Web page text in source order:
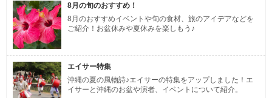
8月の旬のおすすめ！
8月のおすすめイベントや旬の食材、旅のアイデアなどを
ご紹介！お盆休みや夏休みを楽しもう♪
エイサー特集
沖縄の夏の風物詩♪エイサーの特集をアップしました！エ
イサーと沖縄のお盆や演者、イベントについて紹介。